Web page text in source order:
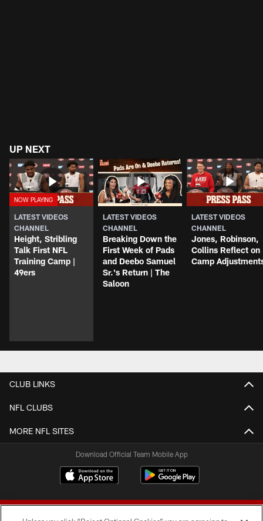
UP NEXT
LATEST VIDEOS
CHANNEL
Height, Stribling
Talk First NFL
Training Camp |
49ers
LATEST VIDEOS
CHANNEL
Breaking Down the
First Week of Pads
and Deebo Samuel
Sr.'s Return | The
Saloon
LATEST VIDEOS
CHANNEL
Jones, Robinson,
Collins Reflect on
Camp
CLUB LINKS
NFL CLUBS
MORE NFL SITES
Download Official Team Mobile App